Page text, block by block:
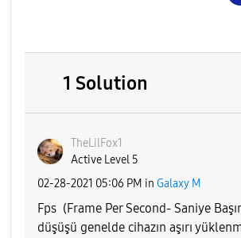
1 Solution
TheLilFox1
Active Level 5
‎02-28-2021 05:06 PM in Galaxy M
Fps (Frame Per Second- Saniye
düşüşü genelde cihazın aşırı